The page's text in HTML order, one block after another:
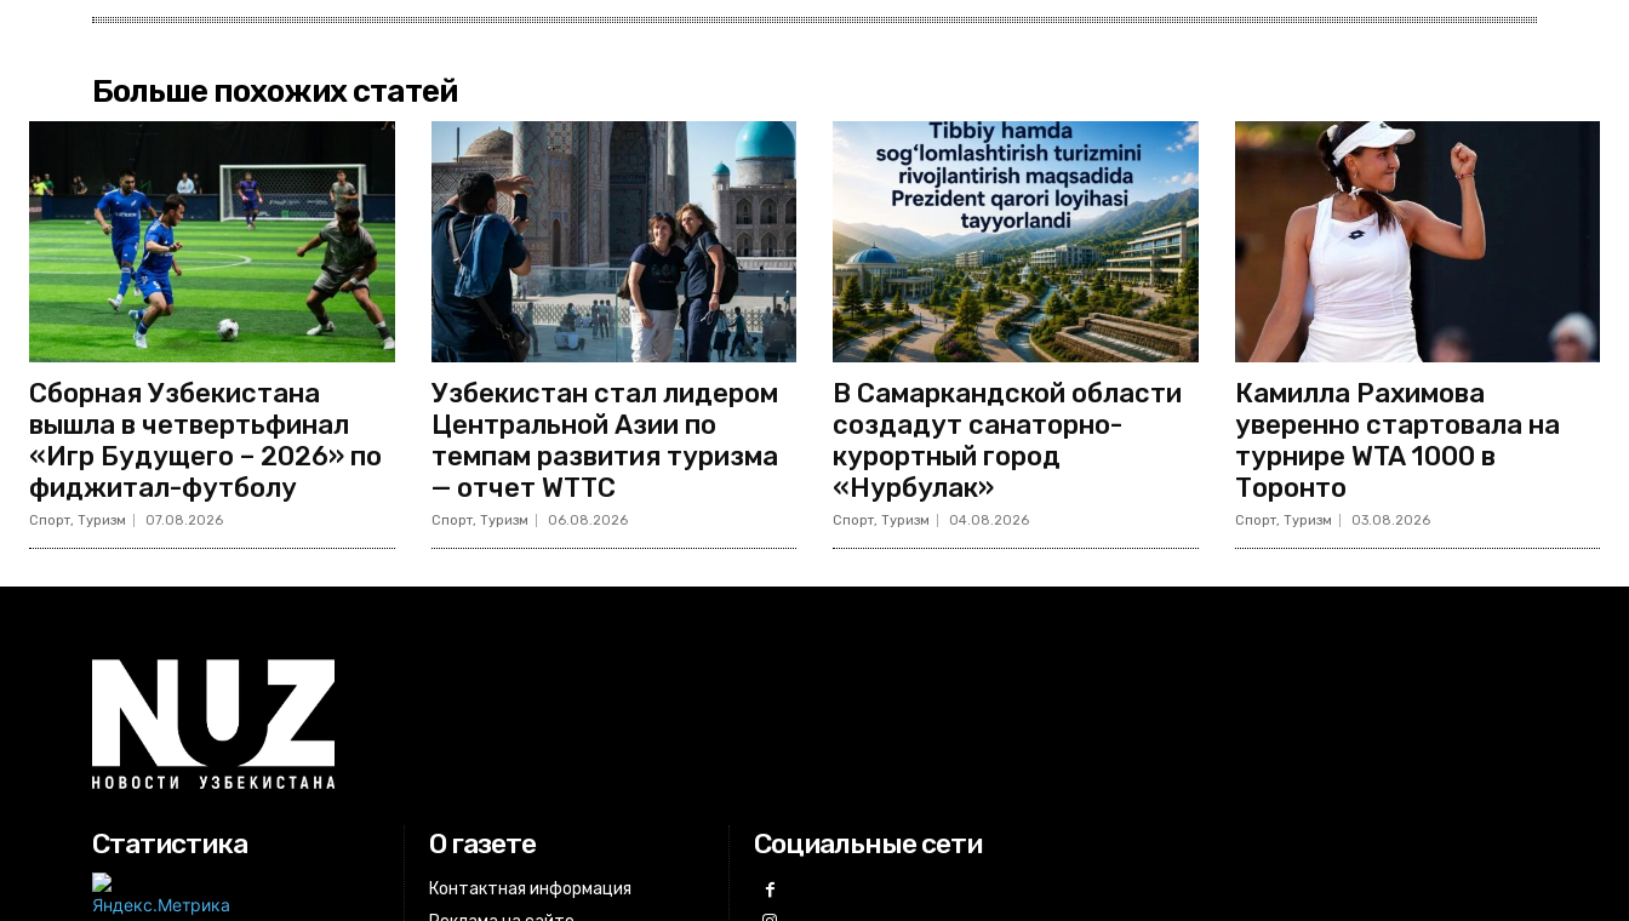
Больше похожих статей
Сборная Узбекистана
вышла в четвертьфинал
«Игр Будущего – 2026» по
фиджитал-футболу
Спорт, Туризм 07.08.2026
Узбекистан стал лидером
Центральной Азии по
темпам развития туризма
— отчет WTTC
Спорт, Туризм 06.08.2026
В Самаркандской области
создадут санаторно-
курортный город
«Нурбулак»
Спорт, Туризм 04.08.2026
Камилла Рахимова
уверенно стартовала на
турнире WTA 1000 в
Торонто
Спорт, Туризм 03.08.2026
Статистика О газете
Контактная информация
Социальные сети